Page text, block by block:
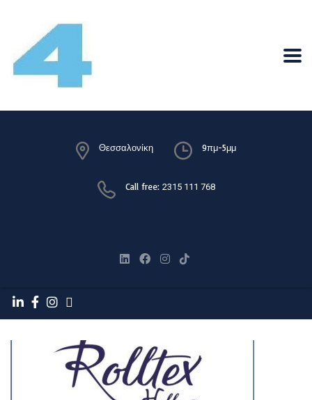
Θεσσαλονίκη 9πμ-5μμ
Call free: 2315 111 768